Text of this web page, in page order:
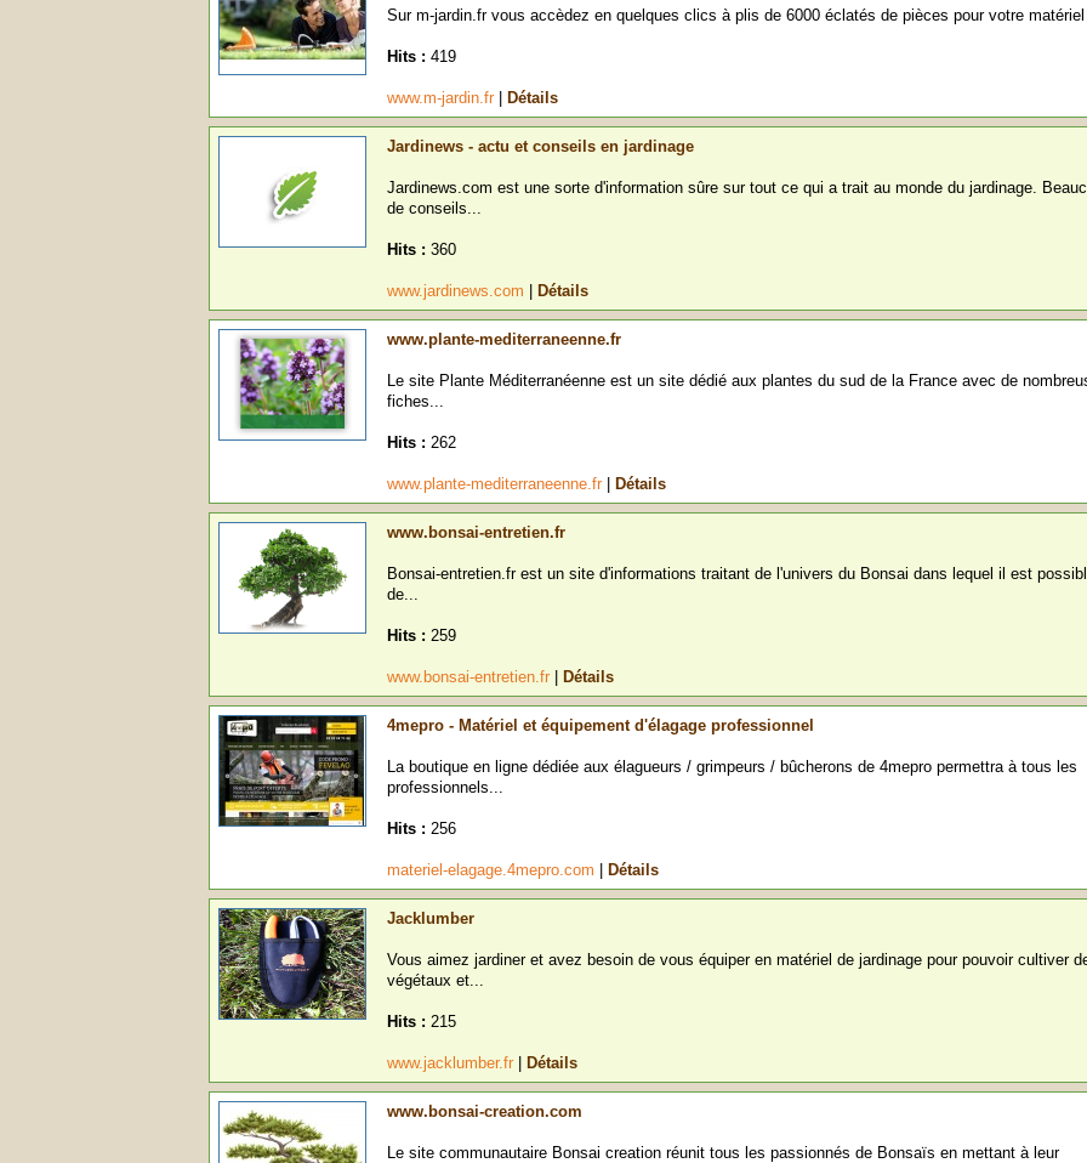
Sur m-jardin.fr vous accèdez en quelques clics à plis de 6000 éclatés de pièces pour votre
Hits : 419
www.m-jardin.fr Détails
Jardinews - actu et conseils en jardinage
Jardinews.com est une sorte d'information sûre sur tout ce qui a trait au monde du jardinage.
de conseils...
Hits : 360
www.jardinews.com Détails
www.plante-mediterraneenne.fr
Le site Plante Méditerranéenne est un site dédié aux plantes du sud de la France avec de
fiches...
Hits : 262
www.plante-mediterraneenne.fr Détails
www.bonsai-entretien.fr
Bonsai-entretien.fr est un site d'informations traitant de l'univers du Bonsai dans lequel il est
de...
Hits : 259
www.bonsai-entretien.fr Détails
4mepro - Matériel et équipement d'élagage professionnel
La boutique en ligne dédiée aux élagueurs / grimpeurs / bûcherons de 4mepro permettra à tous les
professionnels...
Hits : 256
materiel-elagage.4mepro.com Détails
Jacklumber
Vous aimez jardiner et avez besoin de vous équiper en matériel de jardinage pour pouvoir cultiver
végétaux et...
Hits : 215
www.jacklumber.fr Détails
www.bonsai-creation.com
Le site communautaire Bonsai creation réunit tous les passionnés de Bonsaïs en mettant à leur